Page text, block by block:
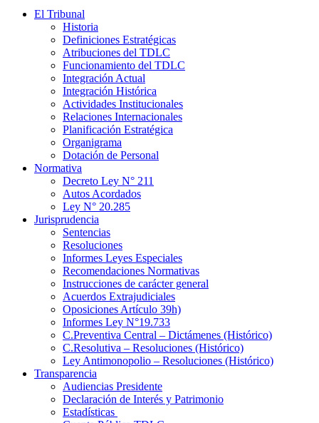
El Tribunal
Historia
Definiciones Estratégicas
Atribuciones del TDLC
Funcionamiento del TDLC
Integración Actual
Integración Histórica
Actividades Institucionales
Relaciones Internacionales
Planificación Estratégica
Organigrama
Dotación de Personal
Normativa
Decreto Ley N° 211
Autos Acordados
Ley N° 20.285
Jurisprudencia
Sentencias
Resoluciones
Informes Leyes Especiales
Recomendaciones Normativas
Instrucciones de carácter general
Acuerdos Extrajudiciales
Oposiciones Artículo 39h)
Informes Ley N°19.733
C.Preventiva Central – Dictámenes (Histórico)
C.Resolutiva – Resoluciones (Histórico)
Ley Antimonopolio – Resoluciones (Histórico)
Transparencia
Audiencias Presidente
Declaración de Interés y Patrimonio
Estadísticas